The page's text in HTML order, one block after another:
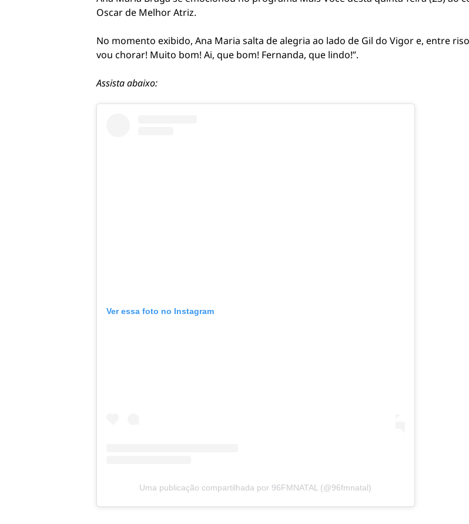
Oscar de Melhor Atriz.
No momento exibido, Ana Maria salta de alegria ao lado de Gil do Vigor e, entre
vou chorar! Muito bom! Ai, que bom! Fernanda, que lindo!”.
Assista abaixo:
Ver essa foto no Instagram
Uma publicação compartilhada por 96FMNATAL (@96fmnatal)